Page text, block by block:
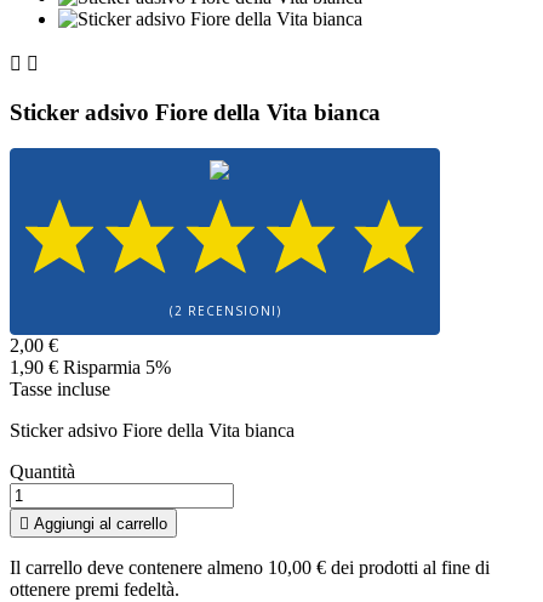
 
Sticker adsivo Fiore della Vita bianca
(2 RECENSIONI)
2,00 €
1,90 € Risparmia 5%
Tasse incluse
Sticker adsivo Fiore della Vita bianca
Quantità
 Aggiungi al carrello
Il carrello deve contenere almeno 10,00 € dei prodotti al fine di
ottenere premi fedeltà.